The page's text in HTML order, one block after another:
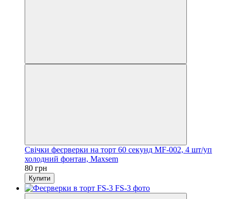
Свічки феєрверки на торт 60 секунд MF-002, 4 шт/уп
холодний фонтан, Maxsem
80 грн
Купити